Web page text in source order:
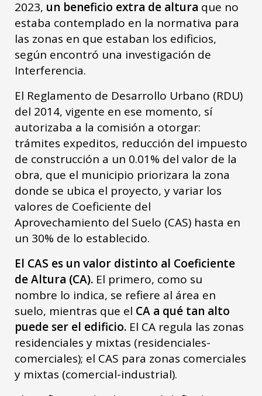
2023, un beneficio extra de altura que no
estaba contemplado en la normativa para
las zonas en que estaban los edificios,
según encontró una investigación de
Interferencia.
El Reglamento de Desarrollo Urbano (RDU)
del 2014, vigente en ese momento, sí
autorizaba a la comisión a otorgar:
trámites expeditos, reducción del impuesto
de construcción a un 0.01% del valor de la
obra, que el municipio priorizara la zona
donde se ubica el proyecto, y variar los
valores de Coeficiente del
Aprovechamiento del Suelo (CAS) hasta en
un 30% de lo establecido.
El CAS es un valor distinto al Coeficiente
de Altura (CA). El primero, como su
nombre lo indica, se refiere al área en
suelo, mientras que el CA a qué tan alto
puede ser el edificio. El CA regula las zonas
residenciales y mixtas (residenciales-
comerciales); el CAS para zonas comerciales
y mixtas (comercial-industrial).